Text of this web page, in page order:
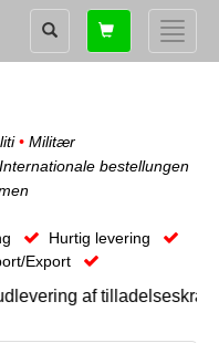
Toggle
Shopping
card
• Militær
Internationale bestellungen
Hurtig levering
Export
af